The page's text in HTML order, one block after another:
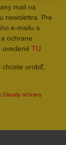
mail na
newslettra. Pre
e-mailu a
ochrane
uvedené TU
urobiť,
Zásady ochrany